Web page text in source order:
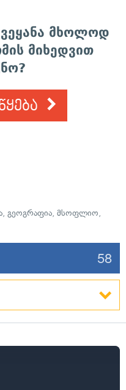
მხოლოდ
მიხედვით
, გეოგრაფია, მსოფლიო,
58